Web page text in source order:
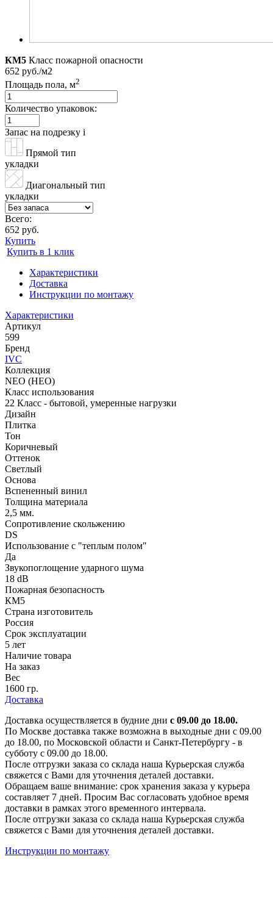
КМ5 Класс пожарной опасности
652 руб./м2
Площадь пола, м2
Количество упаковок:
Запас на подрезку i
Прямой тип
укладки
Диагональный тип
укладки
Всего:
652 руб.
Купить
Купить в 1 клик
Характеристики
Доставка
Инструкции по монтажу
Характеристики
Артикул
599
Бренд
IVC
Коллекция
NEO (НЕО)
Класс использования
22 Класс - бытовой, умеренные нагрузки
Дизайн
Плитка
Тон
Коричневый
Оттенок
Светлый
Основа
Вспененный винил
Толщина материала
2,5 мм.
Сопротивление скольжению
DS
Использование с "теплым полом"
Да
Звукопоглощение ударного шума
18 dB
Пожарная безопасность
КМ5
Страна изготовитель
Россия
Срок эксплуатации
5 лет
Наличие товара
На заказ
Вес
1600 гр.
Доставка
Доставка осуществляется в будние дни с 09.00 до 18.00.
По Москве доставка также возможна в выходные дни с 09.00
до 18.00, по Московской области и Санкт-Петербургу - в
субботу с 09.00 до 18.00.
После отгрузки заказа со склада наша Курьерская служба
свяжется с Вами для уточнения деталей доставки.
Обращаем ваше внимание: срок хранения заказа у курьера
составляет 7 дней. Просим Вас согласовать удобное время
доставки в рамках этого временного интервала.
После отгрузки заказа со склада наша Курьерская служба
свяжется с Вами для уточнения деталей доставки.
Инструкции по монтажу